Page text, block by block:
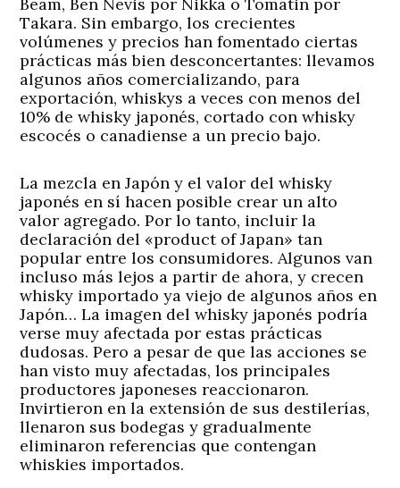
Beam, Ben Nevis por Nikka o Tomatin por
Takara. Sin embargo, los crecientes
volúmenes y precios han fomentado ciertas
prácticas más bien desconcertantes: llevamos
algunos años comercializando, para
exportación, whiskys a veces con menos del
10% de whisky japonés, cortado con whisky
escocés o canadiense a un precio bajo.
La mezcla en Japón y el valor del whisky
japonés en sí hacen posible crear un alto
valor agregado. Por lo tanto, incluir la
declaración del «product of Japan» tan
popular entre los consumidores. Algunos van
incluso más lejos a partir de ahora, y crecen
whisky importado ya viejo de algunos años en
Japón… La imagen del whisky japonés podría
verse muy afectada por estas prácticas
dudosas. Pero a pesar de que las acciones se
han visto muy afectadas, los principales
productores japoneses reaccionaron.
Invirtieron en la extensión de sus destilerías,
llenaron sus bodegas y gradualmente
eliminaron referencias que contengan
whiskies importados.